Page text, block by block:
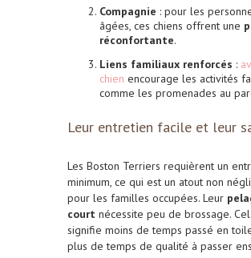
Compagnie : pour les
âgées, ces chiens offrent une
réconfortante.
Liens familiaux renforcés :
chien encourage les activités
comme les promenades au
Leur entretien facile et leur
Les Boston Terriers requièrent un
minimum, ce qui est un atout non
pour les familles occupées. Leur
court nécessite peu de brossage.
signifie moins de temps passé en
plus de temps de qualité à passer